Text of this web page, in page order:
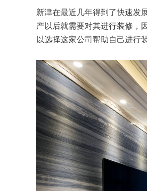
新津在最近几年得到了快速发
产以后就需要对其进行装修，
以选择这家公司帮助自己进行